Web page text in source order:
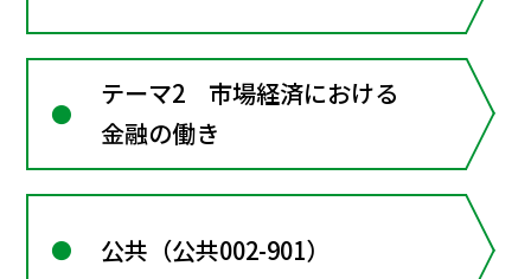
テーマ2 市場経済における
金融の働き
公共（公共002-901）